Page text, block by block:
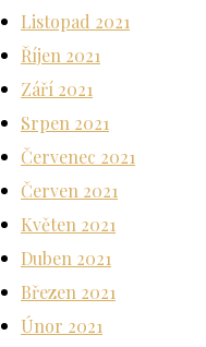
Listopad 2021
Říjen 2021
Září 2021
Srpen 2021
Červenec 2021
Červen 2021
Květen 2021
Duben 2021
Březen 2021
Únor 2021